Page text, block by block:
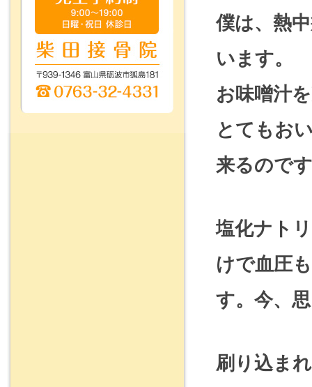
僕は、熱
います。
お味噌汁
とてもお
来るので
塩化ナト
けで血圧
す。 今、
刷り込ま